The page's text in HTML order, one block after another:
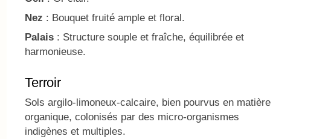
Nez : Bouquet fruité ample et floral.
Palais : Structure souple et fraîche, équilibrée et
harmonieuse.
Terroir
Sols argilo-limoneux-calcaire, bien pourvus en matière
organique, colonisés par des micro-organismes
indigènes et multiples.